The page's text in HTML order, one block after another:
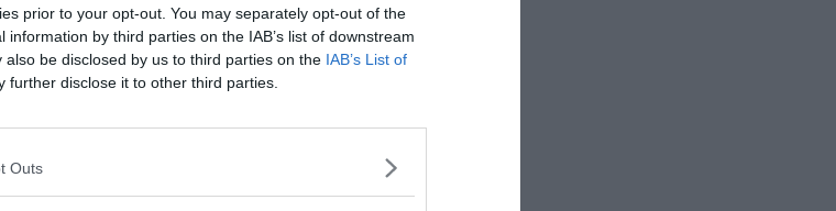
prior to your opt-out. You may separately opt-out of the
by third parties on the IAB’s list of downstream
be disclosed by us to third parties on the IAB’s List of
further disclose it to other third parties.
Outs
uno Stato di apartheid. Accusa
delle sanzioni internazionali contro
loro rubata.
nonostante la palese ingiustizia che
circondata di protezioni, non soltanto di
che permettono a noi israeliani di
noi siamo il popolo eletto. E, siccome